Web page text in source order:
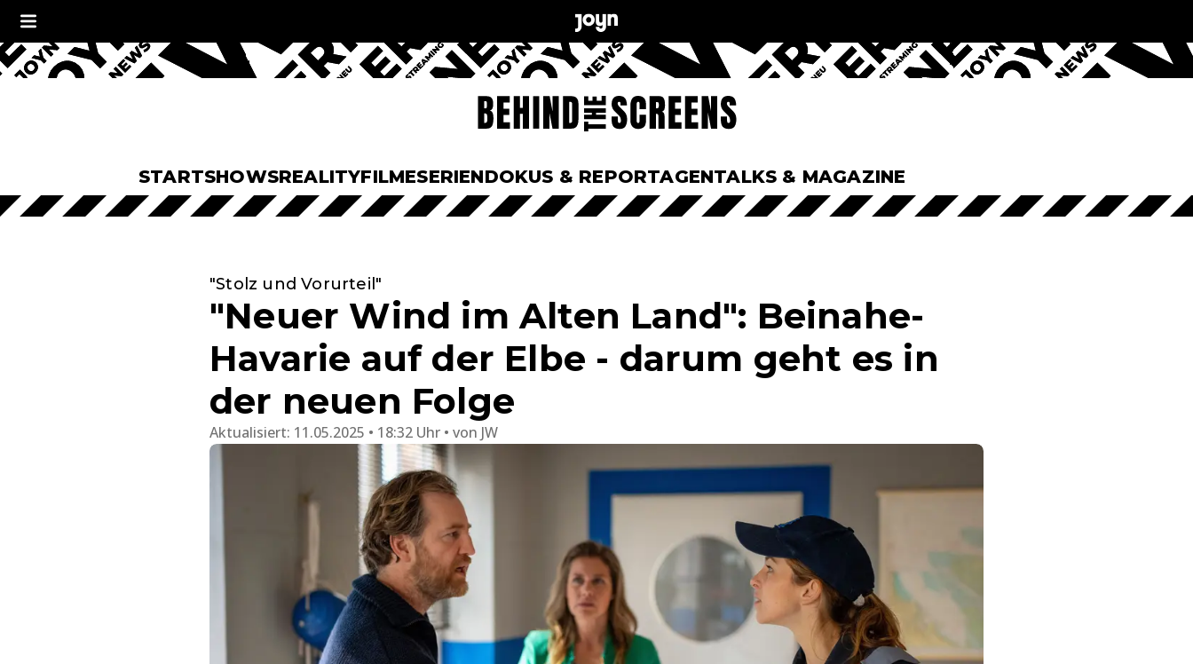
STARTSHOWSREALITYFILMESERIENDOKUS & REPORTAGENTALKS & MAGAZINE
"Stolz und Vorurteil"
"Neuer Wind im Alten Land": Beinahe-
Havarie auf der Elbe - darum geht es in
der neuen Folge
Aktualisiert: 11.05.2025 • 18:32 Uhr von JW